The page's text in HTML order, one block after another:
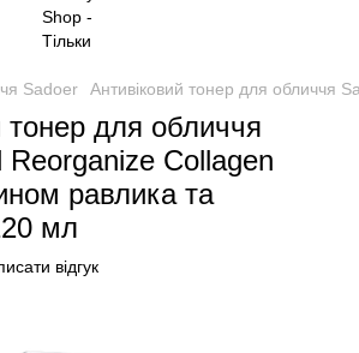
Sadoer Антивіковий тонер для обличчя
тонер для обличчя
Reorganize Collagen
равлика та
мл
відгук